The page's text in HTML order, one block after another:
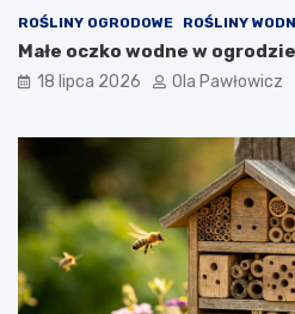
ROŚLINY OGRODOWE ROŚLINY
Małe oczko wodne w
18 lipca 2026 Ola Pawłowicz